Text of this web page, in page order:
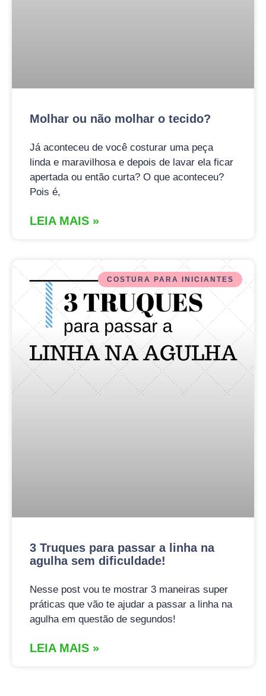
Molhar ou não molhar o tecido?
Já aconteceu de você costurar uma peça
linda e maravilhosa e depois de lavar ela ficar
apertada ou então curta? O que aconteceu?
Pois é,
LEIA MAIS »
COSTURA PARA INICIANTES
3 Truques para passar a linha na
agulha sem dificuldade!
Nesse post vou te mostrar 3 maneiras super
práticas que vão te ajudar a passar a linha na
agulha em questão de segundos!
LEIA MAIS »